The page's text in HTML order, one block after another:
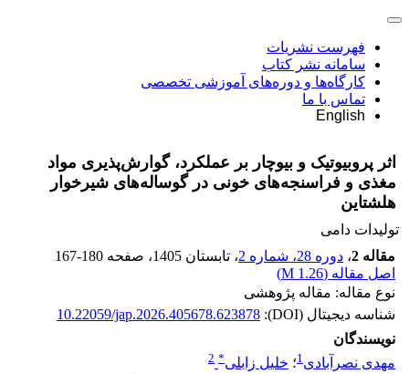
فهرست نشریات
سامانه نشر کتاب
کارگاه‌ها و دوره‌های آموزشی تخصصی
تماس با ما
English
اثر پروبیوتیک و بیوچار بر عملکرد، گوارش‌پذیری مواد
مغذی و فراسنجه‌های خونی در گوساله‌های شیرخوار
هلشتاین
تولیدات دامی
مقاله 2
، دوره 28، شماره 2 ، تابستان 1405 ، صفحه 167-180
اصل مقاله (1.26 M
)
نوع مقاله: مقاله پژوهشی
شناسه دیجیتال (DOI):
10.22059/jap.2026.405678.623878
نویسندگان
مهدی نصرآبادی1؛ خلیل زابلی*
2